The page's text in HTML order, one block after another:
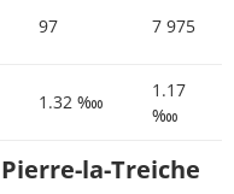
97 7 975
1.32 ‱
1.17
‱
la-Treiche